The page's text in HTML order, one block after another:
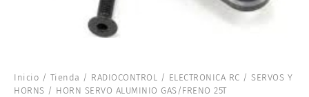
Inicio / Tienda / RADIOCONTROL / ELECTRONICA RC / SERVOS Y
HORNS / HORN SERVO ALUMINIO GAS/FRENO 25T